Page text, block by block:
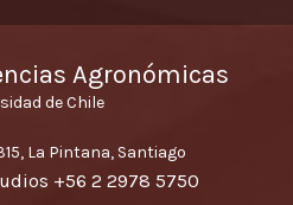
Agronómicas
de Chile
La Pintana, Santiago
+56 2 2978 5750